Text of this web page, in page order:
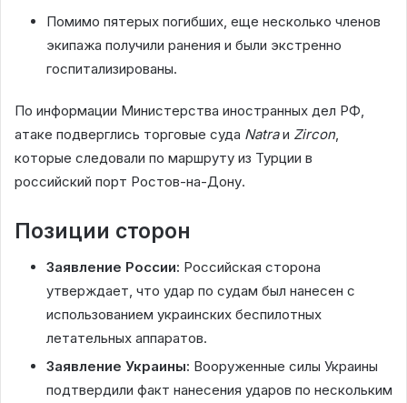
Помимо пятерых погибших, еще несколько членов
экипажа получили ранения и были экстренно
госпитализированы.
По информации Министерства иностранных дел РФ,
атаке подверглись торговые суда Natraи Zircon,
которые следовали по маршруту из Турции в
российский порт Ростов-на-Дону.
Позиции сторон
Заявление России: Российская сторона
утверждает, что удар по судам был нанесен с
использованием украинских беспилотных
летательных аппаратов.
Заявление Украины: Вооруженные силы Украины
подтвердили факт нанесения ударов по нескольким